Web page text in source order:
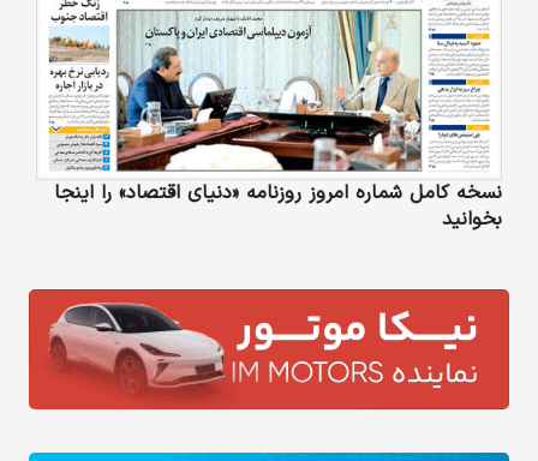
نسخه کامل شماره امروز روزنامه «دنیای‌ اقتصاد» را اینجا
بخوانید